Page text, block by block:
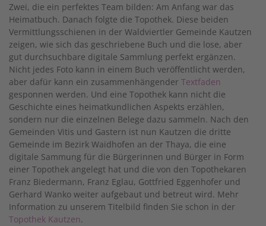
Zwei, die ein perfektes Team bilden: Am Anfang war das
Heimatbuch. Danach folgte die Topothek. Diese beiden
Vermittlungsschienen in der Waldviertler Gemeinde Kautzen
zeigen, wie sich das geschriebene Buch und die lose, aber
gut durchsuchbare digitale Sammlung perfekt ergänzen.
Nicht jedes Foto kann in einem Buch veröffentlicht werden,
aber dafür kann ein zusammenhängender Textfaden
gesponnen werden. Und eine Topothek kann nicht die
Geschichte eines heimatkundlichen Aspekts erzählen,
sondern nur die einzelnen Belege dazu sammeln. Nach den
Gemeinden Vitis und Gastern ist nun Kautzen die dritte
Gemeinde im Bezirk Waidhofen an der Thaya, die eine
digitale Sammung für die Bürgerinnen und Bürger in Form
einer Topothek angelegt hat und die von den Topothekaren
Franz Biedermann, Franz Eglau, Gottfried Eggenhofer und
Gerhard Wanko weiter aufgebaut und betreut wird. Mehr
Information zu unserem Titelbild finden Sie schon in der
Topothek Kautzen.